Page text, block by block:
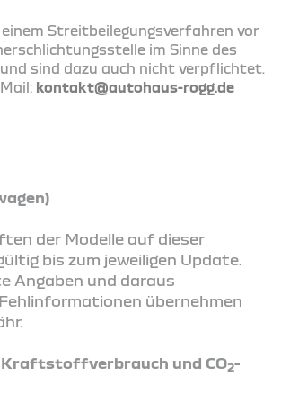
Streitbeilegungsverfahren vor
im Sinne des
sind dazu auch nicht verpflichtet.
kontakt@autohaus-rogg.de
der Modelle auf dieser
bis zum jeweiligen Update.
Angaben und daraus
übernehmen
Kraftstoffverbrauch und CO2-